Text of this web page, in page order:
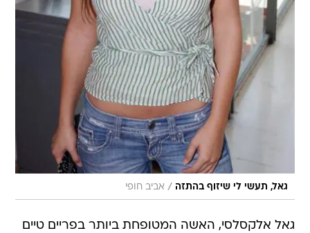
גאל, תעשי לי שיזוף בהתזה / אביב חופי
גאל אלקסלסי, האשה המטופחת ביותר בפריים טיים